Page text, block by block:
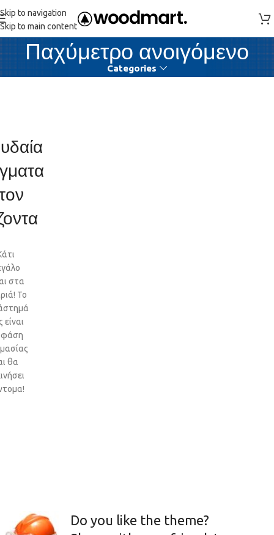
Skip to navigation
Skip to main content
Παχύμετρο ανοιγόμενο
Categories
στα
Το
είναι
φάση
θα
Do you like the theme?